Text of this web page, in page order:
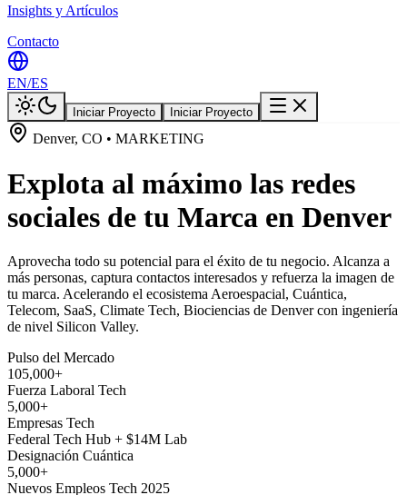
Insights y Artículos
Contacto
EN/ES
Iniciar Proyecto Iniciar Proyecto
Denver, CO • MARKETING
Explota al máximo las redes
sociales de tu Marca en Denver
Aprovecha todo su potencial para el éxito de tu negocio. Alcanza a
más personas, captura contactos interesados y refuerza la imagen de
tu marca. Acelerando el ecosistema Aeroespacial, Cuántica,
Telecom, SaaS, Climate Tech, Biociencias de Denver con ingeniería
de nivel Silicon Valley.
Pulso del Mercado
105,000+
Fuerza Laboral Tech
5,000+
Empresas Tech
Federal Tech Hub + $14M Lab
Designación Cuántica
5,000+
Nuevos Empleos Tech 2025